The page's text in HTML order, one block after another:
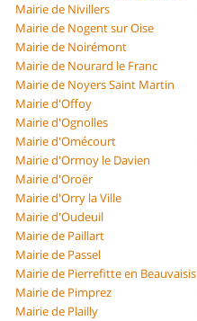
Mairie de Nivillers
Mairie de Nogent sur Oise
Mairie de Noirémont
Mairie de Nourard le Franc
Mairie de Noyers Saint Martin
Mairie d'Offoy
Mairie d'Ognolles
Mairie d'Omécourt
Mairie d'Ormoy le Davien
Mairie d'Oroër
Mairie d'Orry la Ville
Mairie d'Oudeuil
Mairie de Paillart
Mairie de Passel
Mairie de Pierrefitte en Beauvaisis
Mairie de Pimprez
Mairie de Plailly